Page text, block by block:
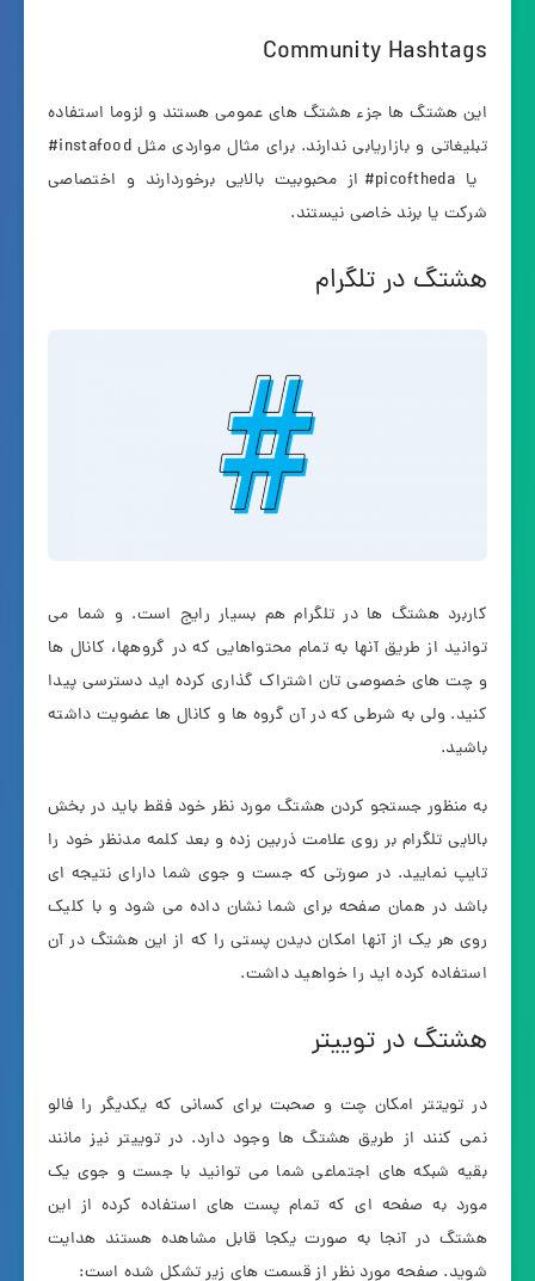
Community Hashtags
این هشتگ ها جزء هشتگ های عمومی هستند و لزوما استفاده
تبلیغاتی و بازاریابی ندارند. برای مثال مواردی مثل instafood#
یا picoftheda# از محبوبیت بالایی برخوردارند و اختصاصی
شرکت یا برند خاصی نیستند.
هشتگ در تلگرام
کاربرد هشتگ ها در تلگرام هم بسیار رایج است. و شما می
توانید از طریق آنها به تمام محتواهایی که در گروهها، کانال ها
و چت های خصوصی تان اشتراک گذاری کرده اید دسترسی پیدا
کنید. ولی به شرطی که در آن گروه ها و کانال ها عضویت داشته
باشید.
به منظور جستجو کردن هشتگ مورد نظر خود فقط باید در بخش
بالایی تلگرام بر روی علامت ذربین زده و بعد کلمه مدنظر خود را
تایپ نمایید. در صورتی که جست و جوی شما دارای نتیجه ای
باشد در همان صفحه برای شما نشان داده می شود و با کلیک
روی هر یک از آنها امکان دیدن پستی را که از این هشتگ در آن
استفاده کرده اید را خواهید داشت.
هشتگ در توییتر
در تویتتر امکان چت و صحبت برای کسانی که یکدیگر را فالو
نمی کنند از طریق هشتگ ها وجود دارد. در توییتر نیز مانند
بقیه شبکه های اجتماعی شما می توانید با جست و جوی یک
مورد به صفحه ای که تمام پست های استفاده کرده از این
هشتگ در آنجا به صورت یکجا قابل مشاهده هستند هدایت
شوید. صفحه مورد نظر از قسمت های زیر تشکل شده است: